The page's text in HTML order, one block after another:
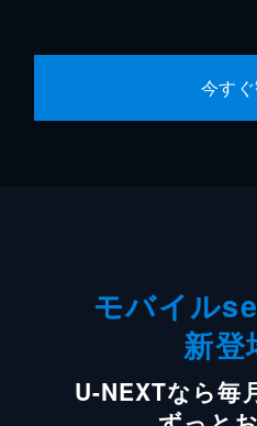
今す
モバイル
新登
U-NEXTなら毎